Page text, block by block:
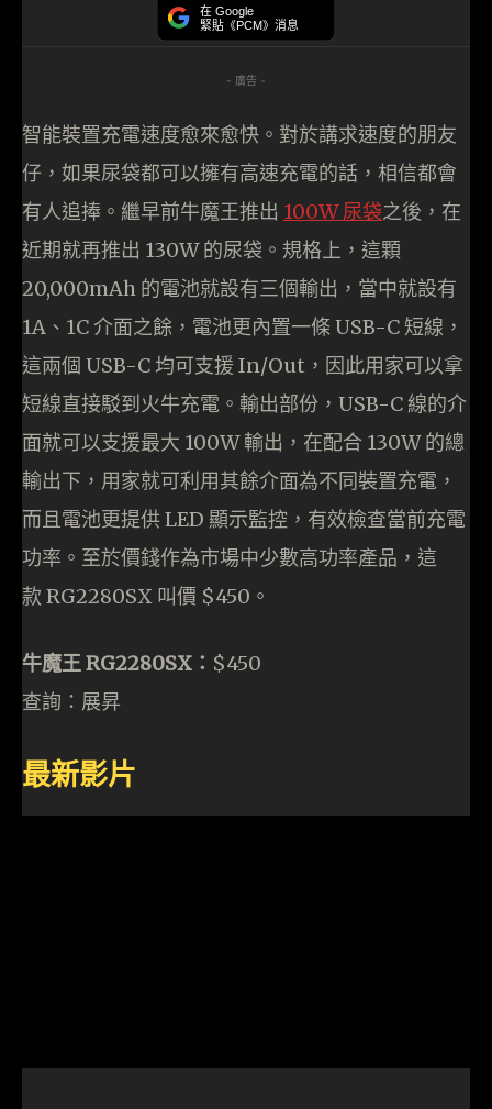
在 Google
緊貼《PCM》消息
- 廣告 -
智能裝置充電速度愈來愈快。對於講求速度的朋友
仔，如果尿袋都可以擁有高速充電的話，相信都會
有人追捧。繼早前牛魔王推出 100W 尿袋之後，在
近期就再推出 130W 的尿袋。規格上，這顆
20,000mAh 的電池就設有三個輸出，當中就設有
1A、1C 介面之餘，電池更內置一條 USB-C 短線，
這兩個 USB-C 均可支援 In/Out，因此用家可以拿
短線直接駁到火牛充電。輸出部份，USB-C 線的介
面就可以支援最大 100W 輸出，在配合 130W 的總
輸出下，用家就可利用其餘介面為不同裝置充電，
而且電池更提供 LED 顯示監控，有效檢查當前充電
功率。至於價錢作為市場中少數高功率產品，這
款 RG2280SX 叫價 $450。
牛魔王 RG2280SX： $450
查詢：展昇
最新影片